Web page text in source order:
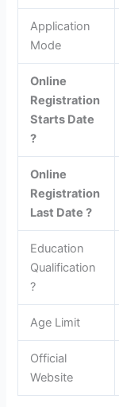
Application
Mode
Online
Registration
Starts Date
?
Online
Registration
Last Date ?
Education
Qualification
?
Age Limit
Official
Website